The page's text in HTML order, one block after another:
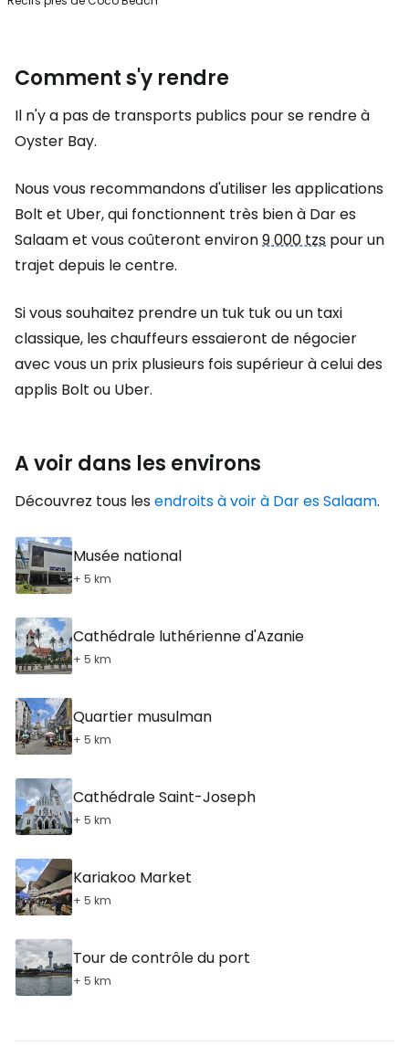
Comment s'y rendre
Il n'y a pas de transports publics pour se rendre à
Oyster Bay.
Nous vous recommandons d'utiliser les applications
Bolt et Uber, qui fonctionnent très bien à Dar es
Salaam et vous coûteront environ9 000 tzs pour un
trajet depuis le centre.
Si vous souhaitez prendre un tuk tuk ou un taxi
classique, les chauffeurs essaieront de négocier
avec vous un prix plusieurs fois supérieur à celui des
applis Bolt ou Uber.
A voir dans les environs
Découvrez tous lesendroits à voir à Dar es Salaam.
Musée national
+ 5 km
Cathédrale luthérienne d'Azanie
+ 5 km
Quartier musulman
+ 5 km
Cathédrale Saint-Joseph
+ 5 km
Kariakoo Market
+ 5 km
Tour de contrôle du port
+ 5 km